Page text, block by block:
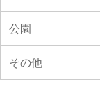
公園
その他